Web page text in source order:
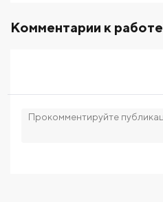
Комментарии к работе